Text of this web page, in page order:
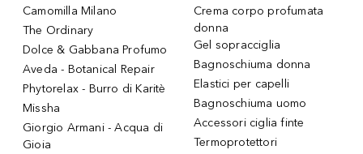
Camomilla Milano
The Ordinary
Dolce & Gabbana Profumo
Aveda - Botanical Repair
Phytorelax - Burro di Karitè
Missha
Giorgio Armani - Acqua di
Gioia
Crema corpo profumata
donna
Gel sopracciglia
Bagnoschiuma donna
Elastici per capelli
Bagnoschiuma uomo
Accessori ciglia finte
Termoprotettori